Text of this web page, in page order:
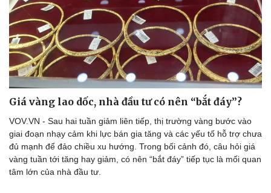
Thông tin doanh nghiệp
Doanh nghiệp 24h
Doanh nhân
Vì cộng đồng
Công nghệ
Sành điệu
Tin Công nghệ
Trải nghiệm
Giá vàng lao dốc, nhà đầu tư có nên “bắt đáy”?
VOV.VN - Sau hai tuần giảm liên tiếp, thị trường vàng bước vào
giai đoạn nhạy cảm khi lực bán gia tăng và các yếu tố hỗ trợ chưa
đủ mạnh để đảo chiều xu hướng. Trong bối cảnh đó, câu hỏi giá
vàng tuần tới tăng hay giảm, có nên “bắt đáy” tiếp tục là mối quan
tâm lớn của nhà đầu tư.